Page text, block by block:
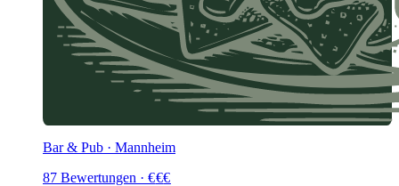
Bar & Pub · Mannheim
87 Bewertungen · €€€